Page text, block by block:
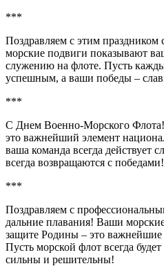
***
Поздравляем с этим
морские подвиги показывают
служению на флоте. Пусть
успешным, а ваши победы –
***
С Днем Военно-Морского
это важнейший элемент
ваша команда всегда действует
всегда возвращаются с победами!
***
Поздравляем с
дальние плавания! Ваши
защите Родины – это
Пусть морской флот всегда
сильны и решительны!